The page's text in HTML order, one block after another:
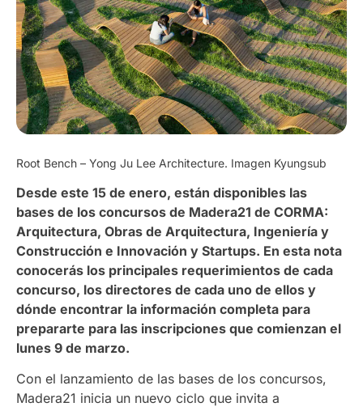
Root Bench – Yong Ju Lee Architecture. Imagen Kyungsub
Desde este 15 de enero, están disponibles las
bases de los concursos de Madera21 de CORMA:
Arquitectura, Obras de Arquitectura, Ingeniería y
Construcción e Innovación y Startups. En esta nota
conocerás los principales requerimientos de cada
concurso, los directores de cada uno de ellos y
dónde encontrar la información completa para
prepararte para las inscripciones que comienzan el
lunes 9 de marzo.
Con el lanzamiento de las bases de los concursos,
Madera21 inicia un nuevo ciclo que invita a